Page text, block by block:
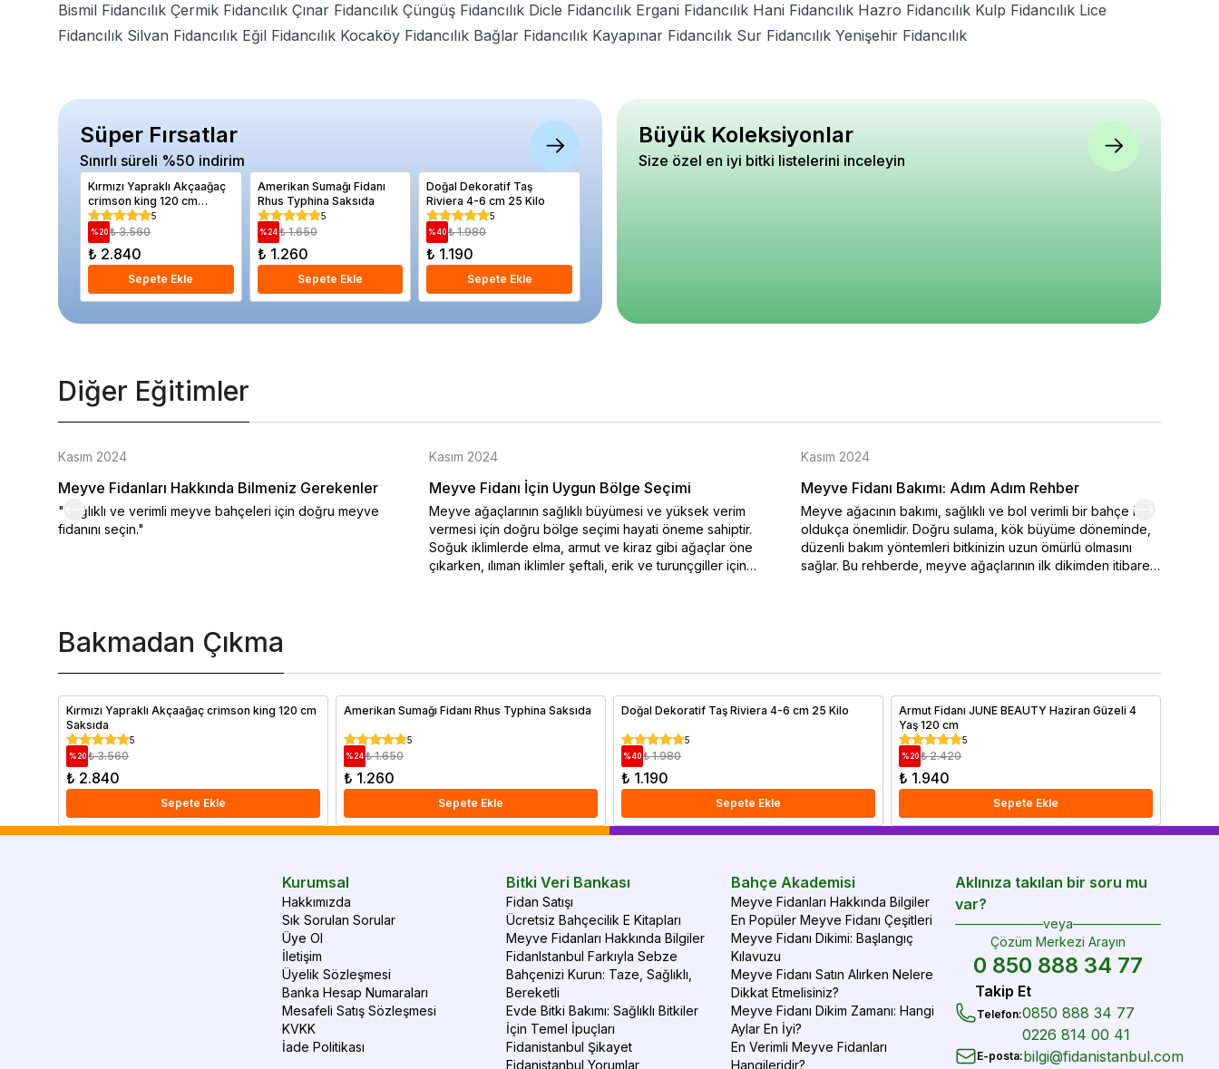
Bismil Fidancılık Çermik Fidancılık Çınar Fidancılık Çüngüş Fidancılık Dicle Fidancılık Ergani Fidancılık Hani Fidancılık Hazro Fidancılık Kulp Fidancılık Lice
Fidancılık Silvan Fidancılık Eğil Fidancılık Kocaköy Fidancılık Bağlar Fidancılık Kayapınar Fidancılık Sur Fidancılık Yenişehir Fidancılık
Süper Fırsatlar
Sınırlı süreli %50 indirim
Kırmızı Yapraklı Akçaağaç
crimson king 120 cm
Saksıda
5
%20 ₺ 3.560
₺ 2.840
Sepete Ekle
Amerikan Sumağı Fidanı
Rhus Typhina Saksıda
5
%24 ₺ 1.650
₺ 1.260
Sepete Ekle
Doğal Dekoratif Taş
Riviera 4-6 cm 25 Kilo
5
%40 ₺ 1.980
₺ 1.190
Sepete Ekle
Büyük Koleksiyonlar
Size özel en iyi bitki listelerini inceleyin
Diğer Eğitimler
Kasım 2024
Meyve Fidanları Hakkında Bilmeniz Gerekenler
"Sağlıklı ve verimli meyve bahçeleri için doğru meyve
fidanını seçin."
Kasım 2024
Meyve Fidanı İçin Uygun Bölge Seçimi
Meyve ağaçlarının sağlıklı büyümesi ve yüksek verim
vermesi için doğru bölge seçimi hayati öneme sahiptir.
Soğuk iklimlerde elma, armut ve kiraz gibi ağaçlar öne
çıkarken, ılıman iklimler şeftali, erik ve turunçgiller için
verimli ve sağlıklı meyve hasadı elde edebilirsiniz.
Kasım 2024
Meyve Fidanı Bakımı: Adım Adım Rehber
Meyve ağacının bakımı, sağlıklı ve bol verimli bir bahçe için
oldukça önemlidir. Doğru sulama, kök büyüme döneminde,
düzenli bakım yöntemleri bitkinizin uzun ömürlü olmasını
sağlar. Bu rehberde, meyve ağaçlarının ilk dikimden itibaren
almak için ipuçlarımızı hemen bitiriyoruz!
Bakmadan Çıkma
Kırmızı Yapraklı Akçaağaç crimson king 120 cm
Saksıda
5
%20 ₺ 3.560
₺ 2.840
Sepete Ekle
Amerikan Sumağı Fidanı Rhus Typhina Saksıda
5
%24 ₺ 1.650
₺ 1.260
Sepete Ekle
Doğal Dekoratif Taş Riviera 4-6 cm 25 Kilo
5
%40 ₺ 1.980
₺ 1.190
Sepete Ekle
Armut Fidanı JUNE BEAUTY Haziran Güzeli 4
Yaş 120 cm
5
%20 ₺ 2.420
₺ 1.940
Sepete Ekle
Kurumsal
Hakkımızda
Sık Sorulan Sorular
Üye Ol
İletişim
Üyelik Sözleşmesi
Banka Hesap Numaraları
Mesafeli Satış Sözleşmesi
KVKK
İade Politikası
Bitki Veri Bankası
Fidan Satışı
Ücretsiz Bahçecilik E Kitapları
Meyve Fidanları Hakkında Bilgiler
FidanIstanbul Farkıyla Sebze
Bahçenizi Kurun: Taze, Sağlıklı,
Bereketli
Evde Bitki Bakımı: Sağlıklı Bitkiler
İçin Temel İpuçları
Fidanistanbul Şikayet
Fidanistanbul Yorumlar
Bahçe Akademisi
Meyve Fidanları Hakkında Bilgiler
En Popüler Meyve Fidanı Çeşitleri
Meyve Fidanı Dikimi: Başlangıç
Kılavuzu
Meyve Fidanı Satın Alırken Nelere
Dikkat Etmelisiniz?
Meyve Fidanı Dikim Zamanı: Hangi
Aylar En İyi?
En Verimli Meyve Fidanları
Hangileridir?
Aklınıza takılan bir soru mu
var?
veya
Çözüm Merkezi Arayın
0 850 888 34 77
Takip Et
Telefon:0850 888 34 77
0226 814 00 41
E-posta:bilgi@fidanistanbul.com